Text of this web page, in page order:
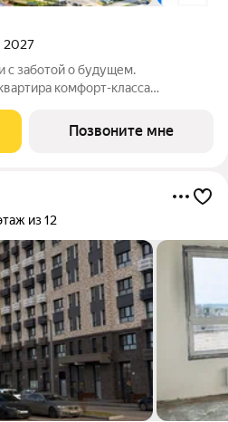
2027
с заботой о будущем.
комфорт-класса
сдает квартиры с
Позвоните мне
из 12